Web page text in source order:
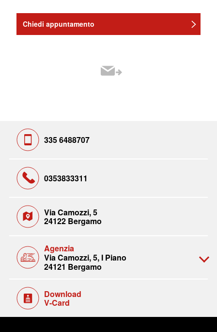
Chiedi appuntamento
335 6488707
0353833311
Via Camozzi, 5
24122 Bergamo
Agenzia
Via Camozzi, 5, I Piano
24121 Bergamo
Download
V-Card